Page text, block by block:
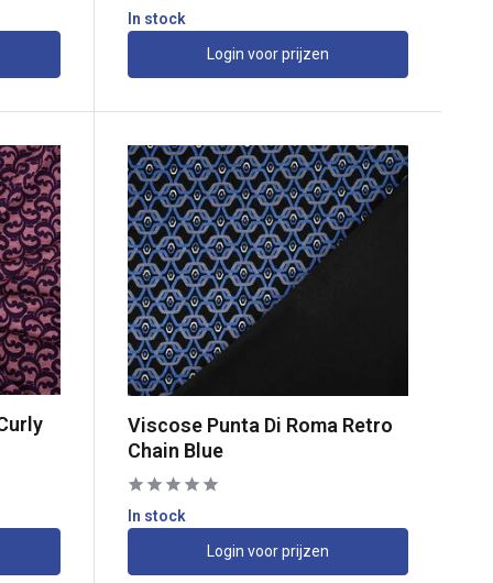
In stock
Login voor prijzen
Viscose Punta Di Roma Retro
Chain Blue
In stock
Login voor prijzen